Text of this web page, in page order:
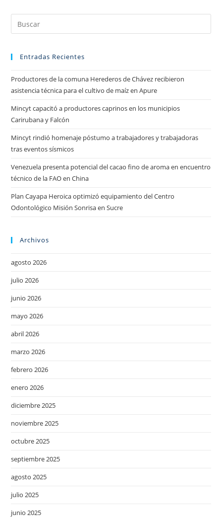
Entradas Recientes
Productores de la comuna Herederos de Chávez recibieron
asistencia técnica para el cultivo de maíz en Apure
Mincyt capacitó a productores caprinos en los municipios
Carirubana y Falcón
Mincyt rindió homenaje póstumo a trabajadores y trabajadoras
tras eventos sísmicos
Venezuela presenta potencial del cacao fino de aroma en encuentro
técnico de la FAO en China
Plan Cayapa Heroica optimizó equipamiento del Centro
Odontológico Misión Sonrisa en Sucre
Archivos
agosto 2026
julio 2026
junio 2026
mayo 2026
abril 2026
marzo 2026
febrero 2026
enero 2026
diciembre 2025
noviembre 2025
octubre 2025
septiembre 2025
agosto 2025
julio 2025
junio 2025